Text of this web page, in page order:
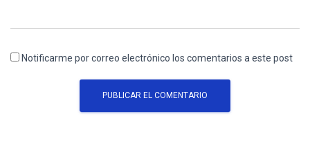
Notificarme por correo electrónico los comentarios a este post